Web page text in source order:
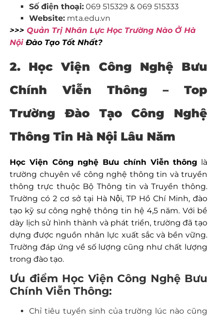
Số điện thoại: 069 515329 & 069 515333
Website: mta.edu.vn
>>> Quản Trị Nhân Lực Học Trường Nào Ở Hà
NộiĐào Tạo Tốt Nhất?
2. Học Viện Công Nghệ Bưu
Chính Viễn Thông – Top
Trường Đào Tạo Công Nghệ
Thông Tin Hà Nội Lâu Năm
Học Viện Công nghệ Bưu chính Viễn thông là
trường chuyên về công nghệ thông tin và truyền
thông trực thuộc Bộ Thông tin và Truyền thông.
Trường có 2 cơ sở tại Hà Nội, TP Hồ Chí Minh, đào
tạo kỹ sư công nghệ thông tin hệ 4,5 năm. Với bề
dày lịch sử hình thành và phát triển, trường đã tạo
dựng được nguồn nhân lực xuất sắc và bền vững.
Trường đáp ứng về số lượng cũng như chất lượng
trong đào tạo.
Ưu điểm Học Viện Công Nghệ Bưu
Chính Viễn Thông:
Chỉ tiêu tuyển sinh của trường lúc nào cũng